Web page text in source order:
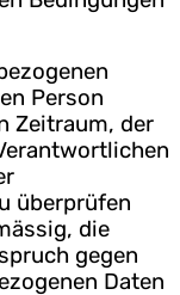
Person
Zeitraum, der
überprüfen
die
gegen
Daten